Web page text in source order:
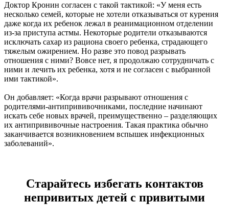
Доктор Кронин согласен с такой тактикой: «У меня есть
несколько семей, которые не хотели отказываться от курения
даже когда их ребенок лежал в реанимационном отделении
из-за приступа астмы. Некоторые родители отказываются
исключать сахар из рациона своего ребенка, страдающего
тяжелым ожирением. Но разве это повод разрывать
отношения с ними? Вовсе нет, я продолжаю сотрудничать с
ними и лечить их ребенка, хотя и не согласен с выбранной
ими тактикой».
Он добавляет: «Когда врачи разрывают отношения с
родителями-антипрививочниками, последние начинают
искать себе новых врачей, преимущественно – разделяющих
их антипрививочные настроения. Такая практика обычно
заканчивается возникновением вспышек инфекционных
заболеваний».
Старайтесь избегать контактов
непривитых детей с привитыми